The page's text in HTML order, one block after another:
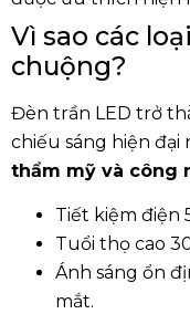
Vì sao các
chuộng?
Đèn trần LED trở
chiếu sáng hiện đại
thẩm mỹ và công
Tiết kiệm điện
Tuổi thọ cao
Ánh sáng ổn
mắt.